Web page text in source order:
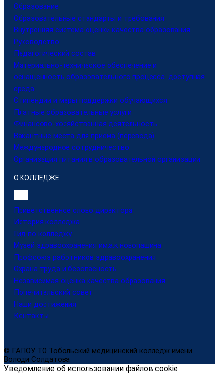
Образование
Образовательные стандарты и требования
Внутренняя система оценки качества образования
Руководство
Педагогический состав
Материально-техническое обеспечение и
оснащенность образовательного процесса. доступная
среда
Стипендии и меры поддержки обучающихся
Платные образовательные услуги
Финансово-хозяйственная деятельность
Вакантные места для приема (перевода)
Международное сотрудничество
Организация питания в образовательной организации
О КОЛЛЕДЖЕ
Приветственное слово директора
История колледжа
Гид по колледжу
Музей здравоохранения им.а.к.новопашина
Профсоюз работников здравоохранения
Охрана труда и безопасность
Независимая оценка качества образования
Попечительский совет
Наши достижения
Контакты
© ГАПОУ ТО Тобольский медицинский колледж имени
Володи Солдатова
Уведомление об использовании файлов cookie